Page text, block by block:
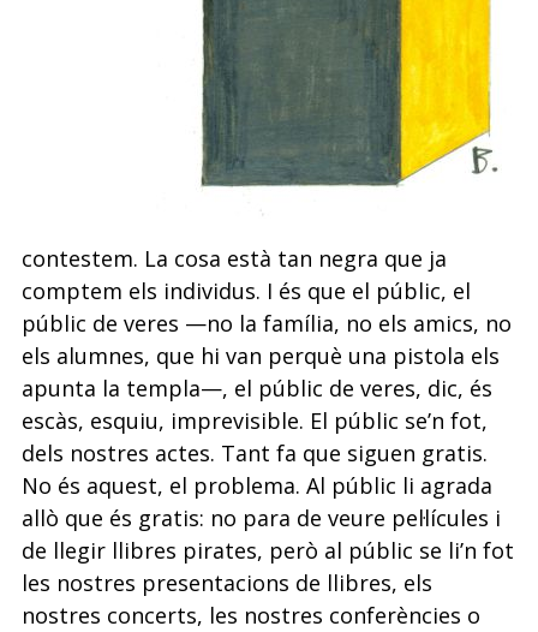
contestem. La cosa està tan negra que ja
comptem els individus. I és que el públic, el
públic de veres —no la família, no els amics, no
els alumnes, que hi van perquè una pistola els
apunta la templa—, el públic de veres, dic, és
escàs, esquiu, imprevisible. El públic se’n fot,
dels nostres actes. Tant fa que siguen gratis.
No és aquest, el problema. Al públic li agrada
allò que és gratis: no para de veure pel·lícules i
de llegir llibres pirates, però al públic se li’n fot
les nostres presentacions de llibres, els
nostres concerts, les nostres conferències o